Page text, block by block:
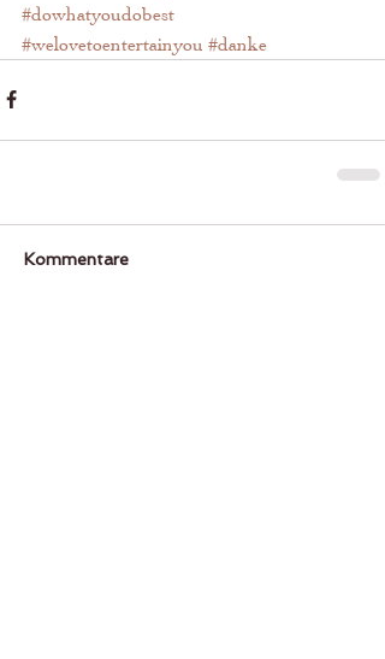
#dowhatyoudobest
#welovetoentertainyou #danke
Kommentare